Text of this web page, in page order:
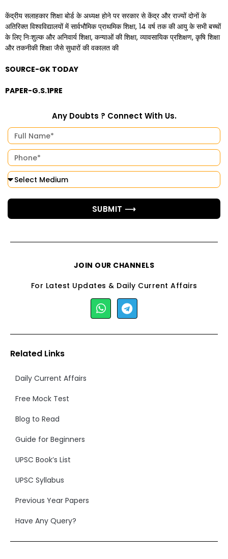
केंद्रीय सलाहकार शिक्षा बोर्ड के अध्यक्ष होने पर सरकार से केंद्र और राज्यों दोनों के
अतिरिक्त विश्वविद्यालयों में सार्वभौमिक प्राथमिक शिक्षा, 14 वर्ष तक की आयु के सभी बच्चों
के लिए निःशुल्क और अनिवार्य शिक्षा, कन्याओं की शिक्षा, व्यावसायिक प्रशिक्षण, कृषि शिक्षा
और तकनीकी शिक्षा जैसे सुधारों की वकालत की
SOURCE-GK TODAY
PAPER-G.S.1PRE
Any Doubts ? Connect With Us.
SUBMIT ⟶
JOIN OUR CHANNELS
For Latest Updates & Daily Current Affairs
Related Links
Daily Current Affairs
Free Mock Test
Blog to Read
Guide for Beginners
UPSC Book’s List
UPSC Syllabus
Previous Year Papers
Have Any Query?